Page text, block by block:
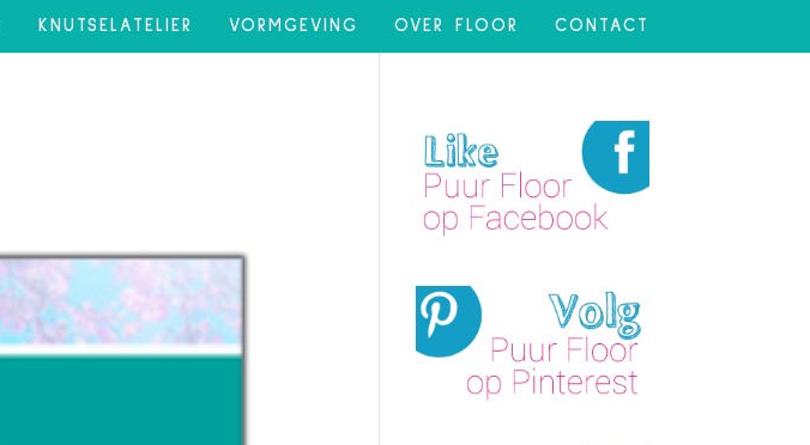
KNUTSELATELIER VORMGEVING OVER FLOOR CONTACT